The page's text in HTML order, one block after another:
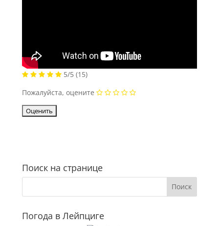
5/5 (15)
Пожалуйста, оцените
Поиск на странице
Погода в Лейпциге